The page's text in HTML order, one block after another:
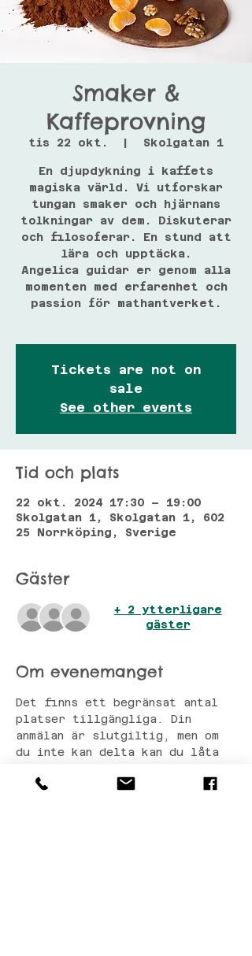
Smaker &
Kaffeprovning
tis 22 okt.
  |
Skolgatan 1
En djupdykning i kaffets
magiska värld. Vi utforskar
tungan smaker och hjärnans
tolkningar av dem. Diskuterar
och filosoferar. En stund att
lära och upptäcka.
Angelica guidar er genom alla
momenten med erfarenhet och
passion för mathantverket.
Tickets are not on
sale
See other events
Tid och plats
22 okt. 2024 17:30 – 19:00
Skolgatan 1, Skolgatan 1, 602
25 Norrköping, Sverige
Gäster
+ 2 ytterligare
gäster
Om evenemanget
Det finns ett begränsat antal
platser tillgängliga. Din
anmälan är slutgiltig, men om
du inte kan delta kan du låta